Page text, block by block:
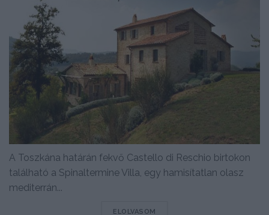
A Toszkána határán fekvő Castello di Reschio birtokon
található a Spinaltermine Villa, egy hamisítatlan olasz
mediterrán...
ELOLVASOM